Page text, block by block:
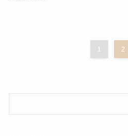
1 2